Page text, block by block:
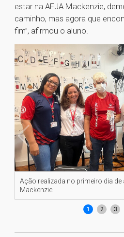
estar na AEJA Mackenzie,
caminho, mas agora que
fim”, afirmou o aluno.
Ação realizada no primeiro dia de
Mackenzie.
1 2 3